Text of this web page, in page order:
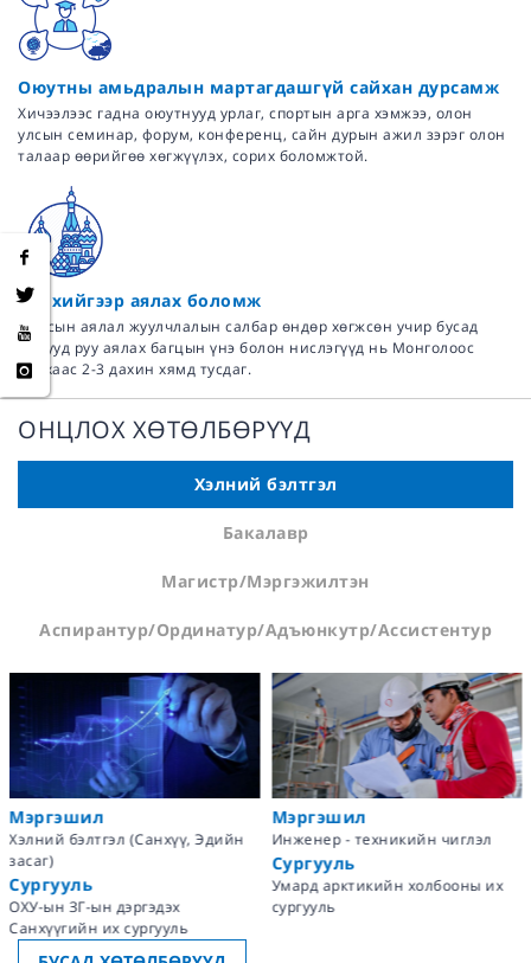
Оюутны амьдралын мартагдашгүй сайхан дурсамж
Хичээлээс гадна оюутнууд урлаг, спортын арга хэмжээ, олон
улсын семинар, форум, конференц, сайн дурын ажил зэрэг олон
талаар өөрийгөө хөгжүүлэх, сорих боломжтой.
Дэлхийгээр аялах боломж
Оросын аялал жуулчлалын салбар өндөр хөгжсөн учир бусад
орнууд руу аялах багцын үнэ болон нислэгүүд нь Монголоос
явахаас 2-3 дахин хямд тусдаг.
ОНЦЛОХ ХӨТӨЛБӨРҮҮД
Хэлний бэлтгэл
Бакалавр
Магистр/Мэргэжилтэн
Аспирантур/Ординатур/Адъюнкутр/Ассистентур
Мэргэшил
Хэлний бэлтгэл (Санхүү, Эдийн
засаг)
Сургууль
ОХУ-ын ЗГ-ын дэргэдэх
Санхүүгийн их сургууль
Мэргэшил
Инженер - техникийн чиглэл
Сургууль
Умард арктикийн холбооны их
сургууль